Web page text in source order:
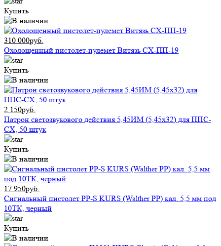
Купить
310 000руб.
Охолощенный пистолет-пулемет Витязь СХ-ПП-19
Купить
2 150руб.
Патрон светозвукового действия 5,45ИМ (5,45x32) для ППС-
СХ, 50 штук
Купить
17 950руб.
Сигнальный пистолет PP-S KURS (Walther PP) кал. 5,5 мм под
10ТК, черный
Купить